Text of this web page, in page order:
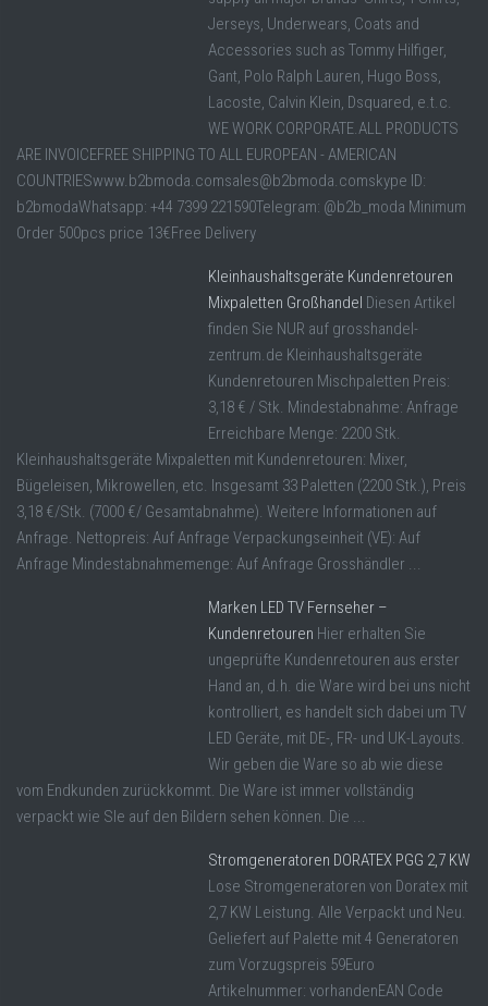
Jerseys, Underwears, Coats and
Accessories such as Tommy Hilfiger,
Gant, Polo Ralph Lauren, Hugo Boss,
Lacoste, Calvin Klein, Dsquared, e.t.c.
WE WORK CORPORATE.ALL PRODUCTS
ARE INVOICEFREE SHIPPING TO ALL EUROPEAN - AMERICAN
COUNTRIESwww.b2bmoda.comsales@b2bmoda.comskype ID:
b2bmodaWhatsapp: +44 7399 221590Telegram: @b2b_moda Minimum
Order 500pcs price 13€Free Delivery
Kleinhaushaltsgeräte Kundenretouren
Mixpaletten Großhandel Diesen Artikel
finden Sie NUR auf grosshandel-
zentrum.de Kleinhaushaltsgeräte
Kundenretouren Mischpaletten Preis:
3,18 € / Stk. Mindestabnahme: Anfrage
Erreichbare Menge: 2200 Stk.
Kleinhaushaltsgeräte Mixpaletten mit Kundenretouren: Mixer,
Bügeleisen, Mikrowellen, etc. Insgesamt 33 Paletten (2200 Stk.), Preis
3,18 €/Stk. (7000 €/ Gesamtabnahme). Weitere Informationen auf
Anfrage. Nettopreis: Auf Anfrage Verpackungseinheit (VE): Auf
Anfrage Mindestabnahmemenge: Auf Anfrage Grosshändler ...
Marken LED TV Fernseher –
Kundenretouren Hier erhalten Sie
ungeprüfte Kundenretouren aus erster
Hand an, d.h. die Ware wird bei uns nicht
kontrolliert, es handelt sich dabei um TV
LED Geräte, mit DE-, FR- und UK-Layouts.
Wir geben die Ware so ab wie diese
vom Endkunden zurückkommt. Die Ware ist immer vollständig
verpackt wie SIe auf den Bildern sehen können. Die ...
Stromgeneratoren DORATEX PGG 2,7 KW
Lose Stromgeneratoren von Doratex mit
2,7 KW Leistung. Alle Verpackt und Neu.
Geliefert auf Palette mit 4 Generatoren
zum Vorzugspreis 59Euro
Artikelnummer: vorhandenEAN Code